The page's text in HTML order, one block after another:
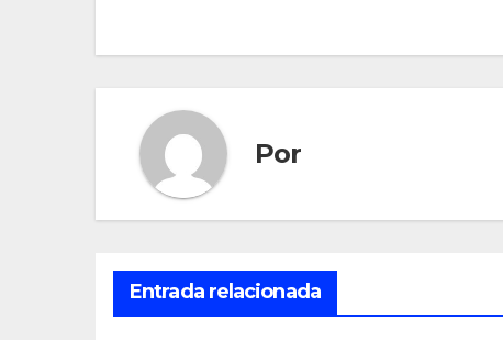
Por
Entrada relacionada